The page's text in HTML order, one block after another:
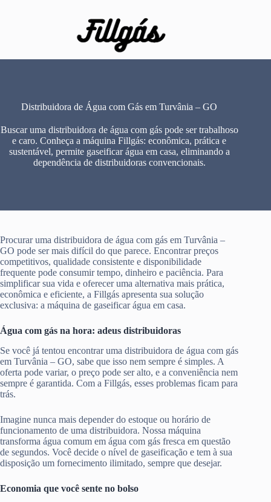
Distribuidora de Água com Gás em Turvânia – GO
Buscar uma distribuidora de água com gás pode ser trabalhoso
e caro. Conheça a máquina Fillgás: econômica, prática e
sustentável, permite gaseificar água em casa, eliminando a
dependência de distribuidoras convencionais.
Procurar uma distribuidora de água com gás em Turvânia –
GO pode ser mais difícil do que parece. Encontrar preços
competitivos, qualidade consistente e disponibilidade
frequente pode consumir tempo, dinheiro e paciência. Para
simplificar sua vida e oferecer uma alternativa mais prática,
econômica e eficiente, a Fillgás apresenta sua solução
exclusiva: a máquina de gaseificar água em casa.
Água com gás na hora: adeus distribuidoras
Se você já tentou encontrar uma distribuidora de água com gás
em Turvânia – GO, sabe que isso nem sempre é simples. A
oferta pode variar, o preço pode ser alto, e a conveniência nem
sempre é garantida. Com a Fillgás, esses problemas ficam para
trás.
Imagine nunca mais depender do estoque ou horário de
funcionamento de uma distribuidora. Nossa máquina
transforma água comum em água com gás fresca em questão
de segundos. Você decide o nível de gaseificação e tem à sua
disposição um fornecimento ilimitado, sempre que desejar.
Economia que você sente no bolso